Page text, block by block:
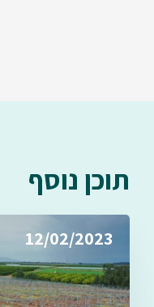
תוכן נוסף
12/02/2023